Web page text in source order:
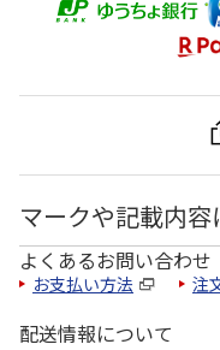
マークや記載内容
よくあるお問い合わせ
お支払い方法 注
配送情報について